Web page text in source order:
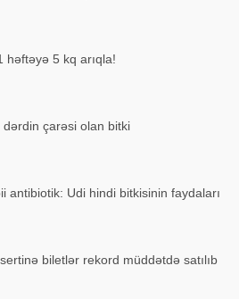
həftəyə 5 kq arıqla!
çarəsi olan bitki
antibiotik: Udi hindi bitkisinin faydaları
biletlər rekord müddətdə satılıb